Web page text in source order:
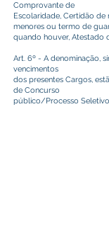
Comprovante de
Escolaridade, Certidão de
menores ou termo de
quando houver, Atestado
Art. 6º - A denominação,
vencimentos
dos presentes Cargos,
de Concurso
público/Processo